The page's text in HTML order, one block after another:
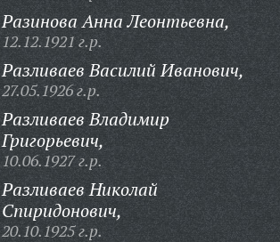
Разинова Анна Леонтьевна,
12.12.1921 г.р.
Разливаев Василий Иванович,
27.05.1926 г.р.
Разливаев Владимир
Григорьевич,
10.06.1927 г.р.
Разливаев Николай
Спиридонович,
20.10.1925 г.р.